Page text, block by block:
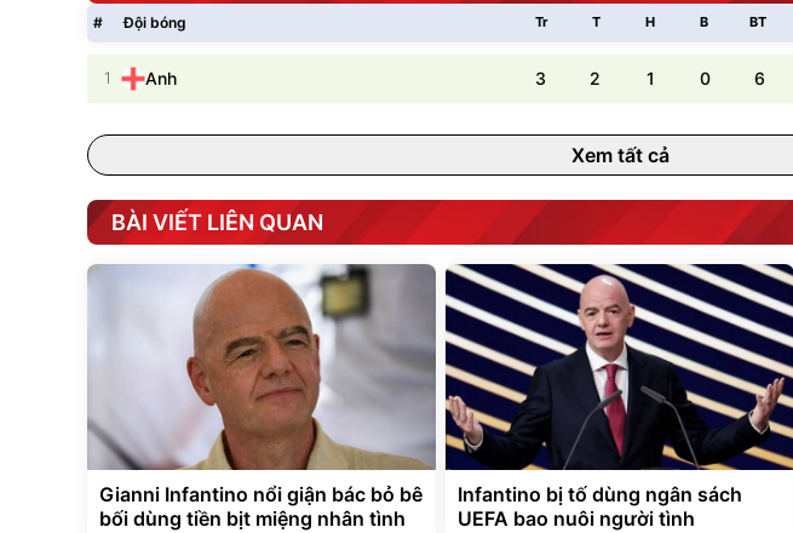
# Đội bóng Tr T H B BT
1 Anh 3 2 1 0 6
Xem tất cả
BÀI VIẾT LIÊN QUAN
Gianni Infantino nổi giận bác bỏ bê
bối dùng tiền bịt miệng nhân tình
Infantino bị tố dùng ngân sách
UEFA bao nuôi người tình